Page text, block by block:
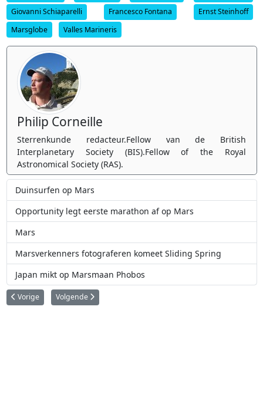
Giovanni Schiaparelli
Francesco Fontana
Ernst Steinhoff
Marsglobe
Valles Marineris
Philip Corneille
Sterrenkunde redacteur.Fellow van de British
Interplanetary Society (BIS).Fellow of the Royal
Astronomical Society (RAS).
Duinsurfen op Mars
Opportunity legt eerste marathon af op Mars
Mars
Marsverkenners fotograferen komeet Sliding Spring
Japan mikt op Marsmaan Phobos
Vorig artikel: Vier eeuwen selenografie
Vorige Volgende artikel: Wil Tirion, de man achter vele
Volgende